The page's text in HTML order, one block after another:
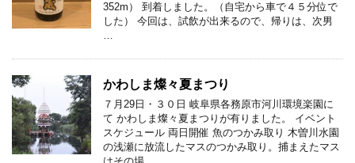
352m） 到着しました。（自宅から車で４５分位で
した） 今回は、試飲が出来るので、帰りは、次男
…
かわしま燦々夏まつり
７月29日・３０日 岐阜県各務原市河川環境楽園に
て かわしま燦々夏まつりが有りました。 イベント
スケジュール 両日開催 魚のつかみ取り 木曽川水園
の浅瀬に放流したマスのつかみ取り。捕まえたマス